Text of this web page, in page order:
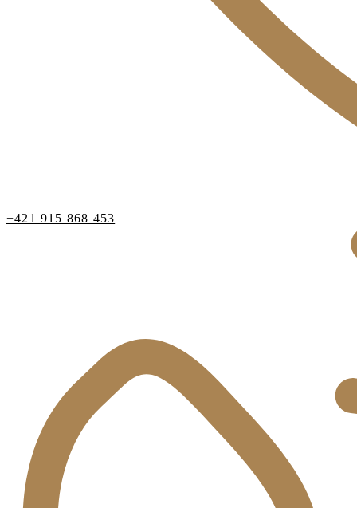
+421 915 868 453